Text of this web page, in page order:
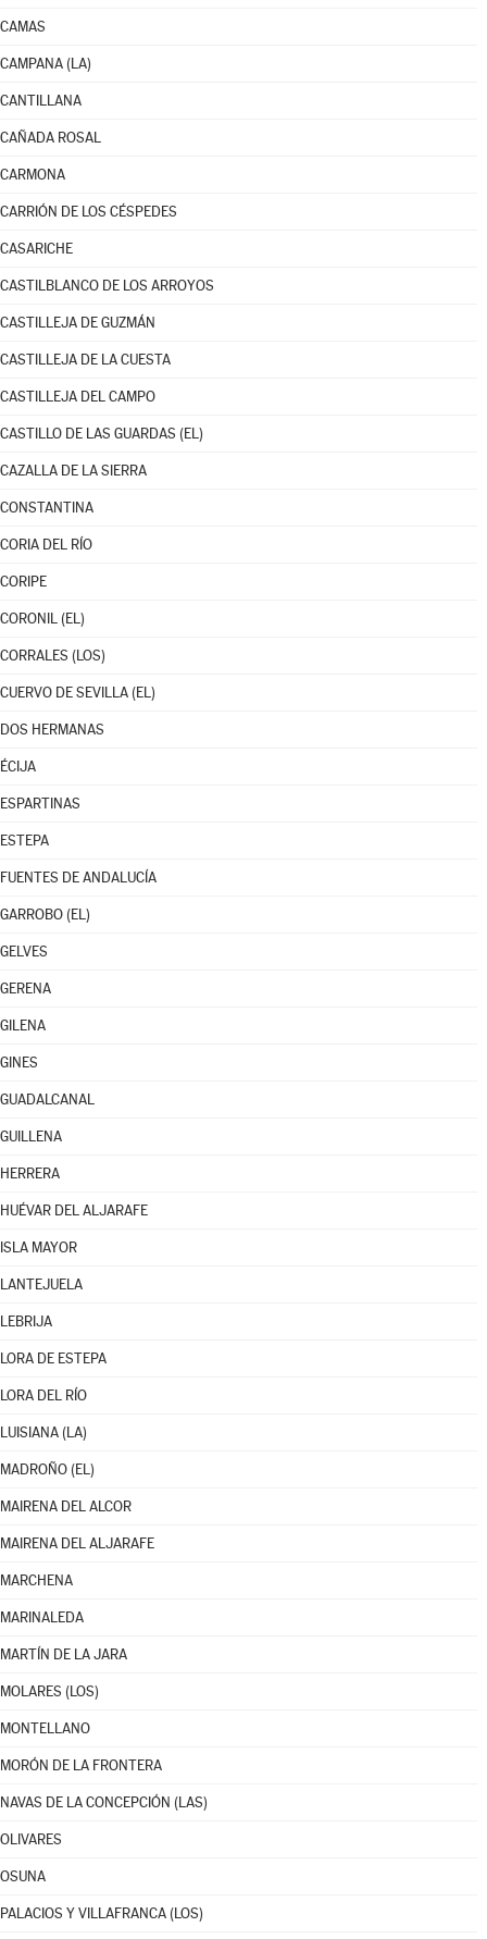
CAMAS
CAMPANA (LA)
CANTILLANA
CAÑADA ROSAL
CARMONA
CARRIÓN DE LOS CÉSPEDES
CASARICHE
CASTILBLANCO DE LOS ARROYOS
CASTILLEJA DE GUZMÁN
CASTILLEJA DE LA CUESTA
CASTILLEJA DEL CAMPO
CASTILLO DE LAS GUARDAS (EL)
CAZALLA DE LA SIERRA
CONSTANTINA
CORIA DEL RÍO
CORIPE
CORONIL (EL)
CORRALES (LOS)
CUERVO DE SEVILLA (EL)
DOS HERMANAS
ÉCIJA
ESPARTINAS
ESTEPA
FUENTES DE ANDALUCÍA
GARROBO (EL)
GELVES
GERENA
GILENA
GINES
GUADALCANAL
GUILLENA
HERRERA
HUÉVAR DEL ALJARAFE
ISLA MAYOR
LANTEJUELA
LEBRIJA
LORA DE ESTEPA
LORA DEL RÍO
LUISIANA (LA)
MADROÑO (EL)
MAIRENA DEL ALCOR
MAIRENA DEL ALJARAFE
MARCHENA
MARINALEDA
MARTÍN DE LA JARA
MOLARES (LOS)
MONTELLANO
MORÓN DE LA FRONTERA
NAVAS DE LA CONCEPCIÓN (LAS)
OLIVARES
OSUNA
PALACIOS Y VILLAFRANCA (LOS)